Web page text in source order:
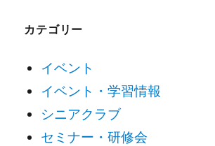
カテゴリー
イベント
イベント・学習情報
シニアクラブ
セミナー・研修会